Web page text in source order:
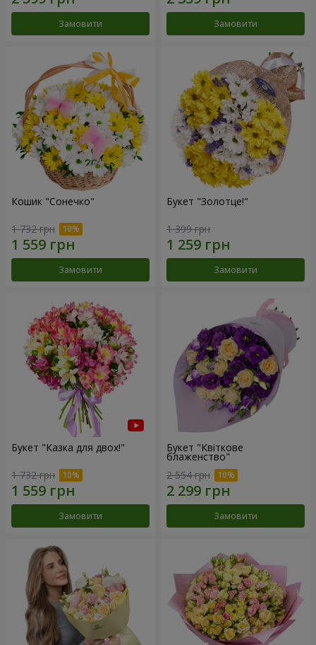
Замовити Замовити
Кошик "Сонечко"
1 732 грн
Замовити
Букет "Золотце!"
1 399 грн
Замовити
Букет "Казка для двох!"
1 732 грн
Замовити
Букет "Квіткове
блаженство"
2 554 грн
Замовити